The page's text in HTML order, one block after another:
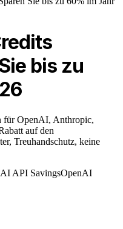
bis zu
für OpenAI, Anthropic,
auf den
Treuhandschutz, keine
AI API SavingsOpenAI